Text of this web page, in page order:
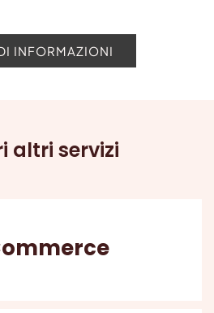
INFORMAZIONI
altri servizi